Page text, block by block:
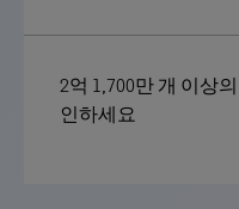
2억 1,700만 개 이상
인하세요